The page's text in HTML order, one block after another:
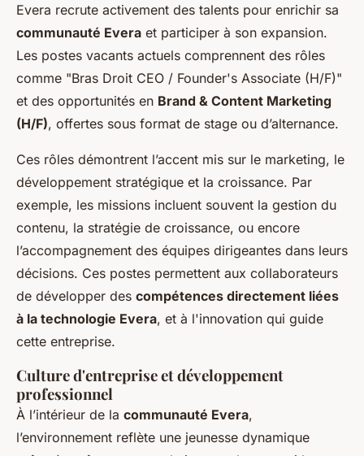
Evera recrute activement des talents pour enrichir sa
communauté Evera et participer à son expansion.
Les postes vacants actuels comprennent des rôles
comme "Bras Droit CEO / Founder's Associate (H/F)"
et des opportunités en Brand & Content Marketing
(H/F), offertes sous format de stage ou d’alternance.
Ces rôles démontrent l’accent mis sur le marketing, le
développement stratégique et la croissance. Par
exemple, les missions incluent souvent la gestion du
contenu, la stratégie de croissance, ou encore
l’accompagnement des équipes dirigeantes dans leurs
décisions. Ces postes permettent aux collaborateurs
de développer des compétences directement liées
à la technologie Evera, et à l'innovation qui guide
cette entreprise.
Culture d'entreprise et développement
professionnel
À l’intérieur de la communauté Evera,
l’environnement reflète une jeunesse dynamique